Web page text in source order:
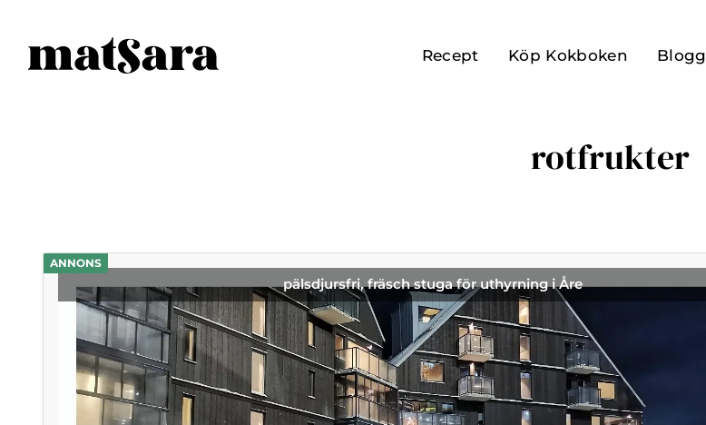
Recept Köp Kokboken Blogg
rotfrukter
ANNONS
pälsdjursfri, fräsch stuga för uthyrning i Åre